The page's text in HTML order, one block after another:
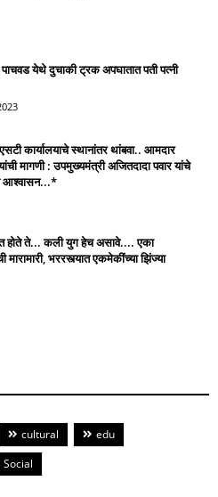
पाचवड येथे दुचाकी ट्रक अपघातात पती पत्नी
कार्यालयाचे स्थानांतर थांबवा.. आमदार
मागणी : उपमुख्यमंत्री अजितदादा पवार यांचे
आश्वासन...*
होते ते... कली युग हेच असावे.... एका
मारामारी, भररस्त्यात एकमेकींच्या झिंज्या
cultural
edu
Social